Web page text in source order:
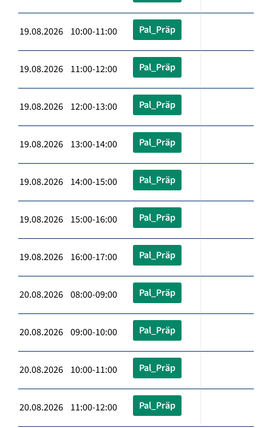
19.08.2026 10:00-11:00 Pal_Präp
19.08.2026 11:00-12:00 Pal_Präp
19.08.2026 12:00-13:00 Pal_Präp
19.08.2026 13:00-14:00 Pal_Präp
19.08.2026 14:00-15:00 Pal_Präp
19.08.2026 15:00-16:00 Pal_Präp
19.08.2026 16:00-17:00 Pal_Präp
20.08.2026 08:00-09:00 Pal_Präp
20.08.2026 09:00-10:00 Pal_Präp
20.08.2026 10:00-11:00 Pal_Präp
20.08.2026 11:00-12:00 Pal_Präp